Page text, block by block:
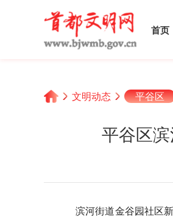
首页
文明动态 平谷区
平谷区
滨河街道金谷园社区